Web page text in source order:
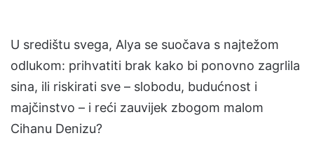
U središtu svega, Alya se suočava s najtežom
odlukom: prihvatiti brak kako bi ponovno zagrlila
sina, ili riskirati sve – slobodu, budućnost i
majčinstvo – i reći zauvijek zbogom malom
Cihanu Denizu?